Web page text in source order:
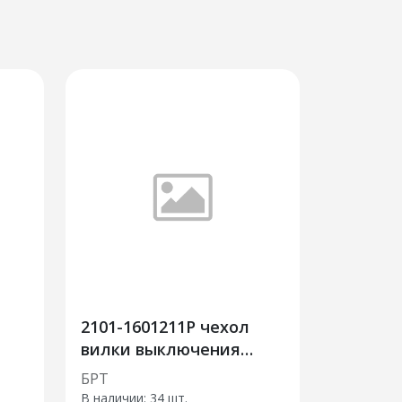
2101-1601211Р чехол
вилки выключения
сцепления100шт+
БРТ
В наличии: 34 шт.